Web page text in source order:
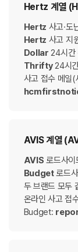
Hertz 계열
Hertz 사고·도
Hertz 사고 지
Dollar 24시간
Thrifty24시
사고 접수 메일
AVIS 계열
AVIS 로드사이
Budget로드
두 브랜드 모두
온라인 사고 접
Budget: